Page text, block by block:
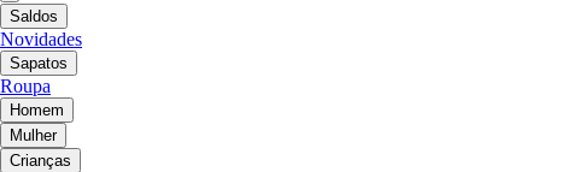
Saldos
Novidades
Sapatos
Roupa
Homem
Mulher
Crianças